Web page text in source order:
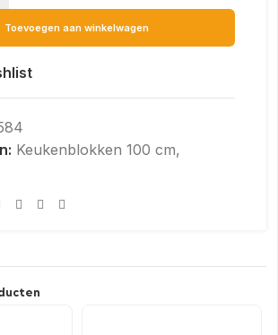
Toevoegen aan winkelwagen
Keukenblokken 100 cm,